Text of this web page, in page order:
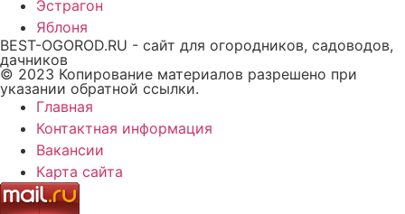
Эстрагон
Яблоня
BEST-OGOROD.RU - сайт для огородников, садоводов,
дачников
© 2023 Копирование материалов разрешено при
указании обратной ссылки.
Главная
Контактная информация
Вакансии
Карта сайта